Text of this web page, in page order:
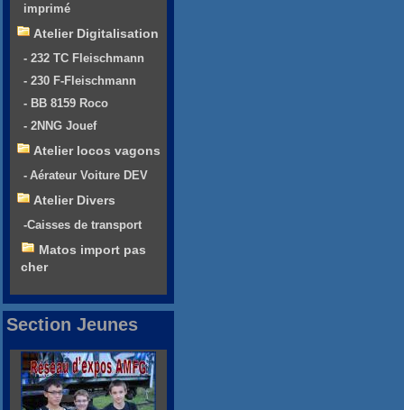
imprimé
Atelier Digitalisation
- 232 TC Fleischmann
- 230 F-Fleischmann
- BB 8159 Roco
- 2NNG Jouef
Atelier locos vagons
- Aérateur Voiture DEV
Atelier Divers
-Caisses de transport
Matos import pas
cher
Section Jeunes